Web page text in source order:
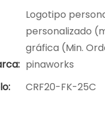
Logotipo
personalizado
gráfica (Min.
pinaworks
CRF20-FK-25C